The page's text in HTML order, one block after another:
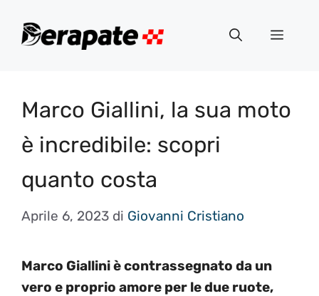
Menu
Marco Giallini, la sua moto
è incredibile: scopri
quanto costa
Aprile 6, 2023 di Giovanni Cristiano
Marco Giallini è contrassegnato da un
vero e proprio amore per le due ruote,